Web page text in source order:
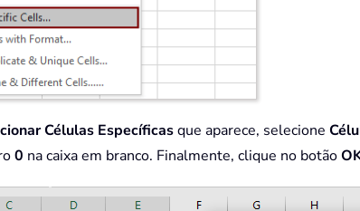
Células Específicasque aparece, selecione
0 na caixa em branco. Finalmente, clique no botão